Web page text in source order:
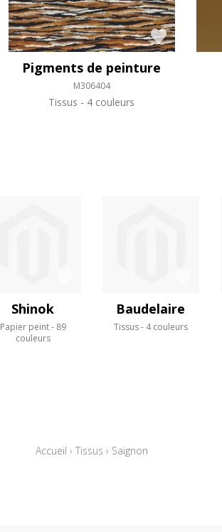
Pigments de peinture
M306404
Tissus 4 couleurs
Shinok
Papier peint
89
couleurs
Baudelaire
Tissus 4 couleurs
Accueil › Tissus › Saignon